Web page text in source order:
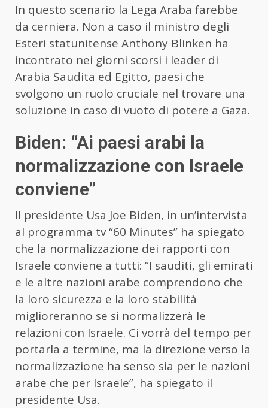
In questo scenario la Lega Araba farebbe
da cerniera. Non a caso il ministro degli
Esteri statunitense Anthony Blinken ha
incontrato nei giorni scorsi i leader di
Arabia Saudita ed Egitto, paesi che
svolgono un ruolo cruciale nel trovare una
soluzione in caso di vuoto di potere a Gaza.
Biden: “Ai paesi arabi la
normalizzazione con Israele
conviene”
Il presidente Usa Joe Biden, in un’intervista
al programma tv “60 Minutes” ha spiegato
che la normalizzazione dei rapporti con
Israele conviene a tutti: “I sauditi, gli emirati
e le altre nazioni arabe comprendono che
la loro sicurezza e la loro stabilità
miglioreranno se si normalizzerà le
relazioni con Israele. Ci vorrà del tempo per
portarla a termine, ma la direzione verso la
normalizzazione ha senso sia per le nazioni
arabe che per Israele”, ha spiegato il
presidente Usa.